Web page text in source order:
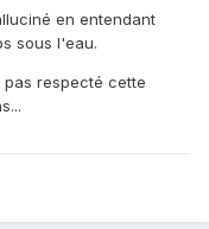
en entendant
sous l'eau.
respecté cette